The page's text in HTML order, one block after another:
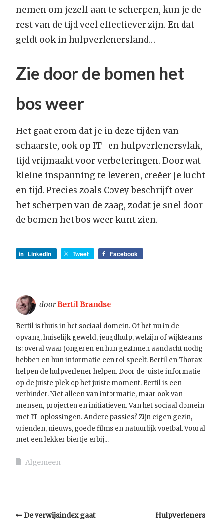
nemen om jezelf aan te scherpen, kun je de
rest van de tijd veel effectiever zijn. En dat
geldt ook in hulpverlenersland…
Zie door de bomen het
bos weer
Het gaat erom dat je in deze tijden van
schaarste, ook op IT- en hulpverlenersvlak,
tijd vrijmaakt voor verbeteringen. Door wat
kleine inspanning te leveren, creëer je lucht
en tijd. Precies zoals Covey beschrijft over
het scherpen van de zaag, zodat je snel door
de bomen het bos weer kunt zien.
LinkedIn Tweet Facebook
doorBertil Brandse
Bertil is thuis in het sociaal domein. Of het nu in de
opvang, huiselijk geweld, jeugdhulp, welzijn of wijkteams
is: overal waar jongeren en hun gezinnen aandacht nodig
hebben en hun informatie een rol speelt. Bertil en Thorax
helpen de hulpverlener helpen. Door de juiste informatie
op de juiste plek op het juiste moment. Bertil is een
verbinder. Niet alleen van informatie, maar ook van
mensen, projecten en initiatieven. Van het sociaal domein
met IT-oplossingen. Andere passies? Zijn eigen gezin,
vrienden, nieuws, goede films en natuurlijk voetbal. Vooral
met een lekker biertje erbij...
Algemeen
De verwijsindex gaat
Hulpverleners